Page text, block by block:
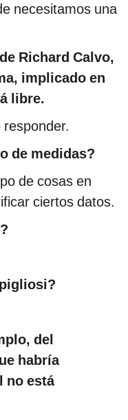
necesitamos una
Richard Calvo,
implicado en
libre.
responder.
de medidas?
de cosas en
ciertos datos.
del
habría
no está